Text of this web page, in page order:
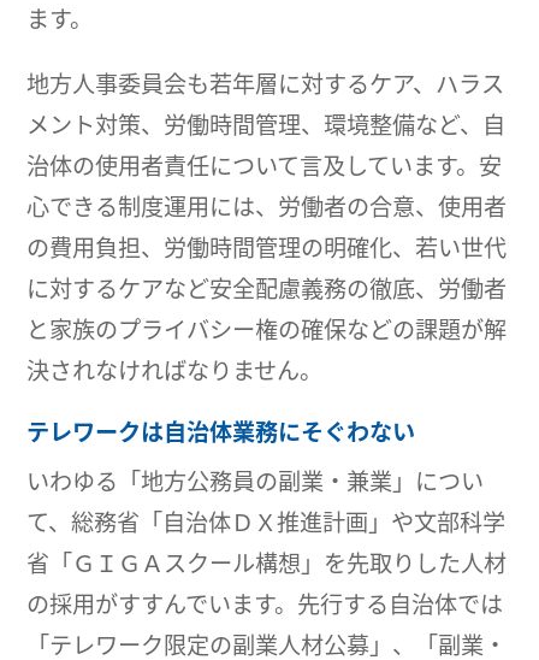
ます。
地方人事委員会も若年層に対するケア、ハラス
メント対策、労働時間管理、環境整備など、自
治体の使用者責任について言及しています。安
心できる制度運用には、労働者の合意、使用者
の費用負担、労働時間管理の明確化、若い世代
に対するケアなど安全配慮義務の徹底、労働者
と家族のプライバシー権の確保などの課題が解
決されなければなりません。
テレワークは自治体業務にそぐわない
いわゆる「地方公務員の副業・兼業」につい
て、総務省「自治体ＤＸ推進計画」や文部科学
省「ＧＩＧＡスクール構想」を先取りした人材
の採用がすすんでいます。先行する自治体では
「テレワーク限定の副業人材公募」、「副業・